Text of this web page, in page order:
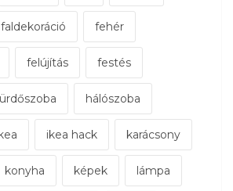
faldekoráció fehér
felújítás festés
hálószoba
ikea hack karácsony
konyha képek lámpa